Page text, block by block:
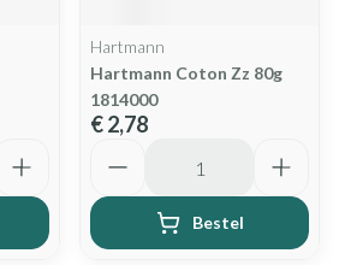
Hartmann
Hartmann Coton Zz 80g
1814000
€ 2,78
Bestel